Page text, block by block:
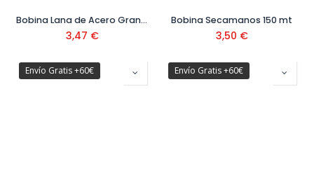
Bobina Lana de Acero Grano Medio Ref: 09054
3,47 €
Bobina Secamanos 150 mt
3,50 €
Envío Gratis +60€ Envío Gratis +60€